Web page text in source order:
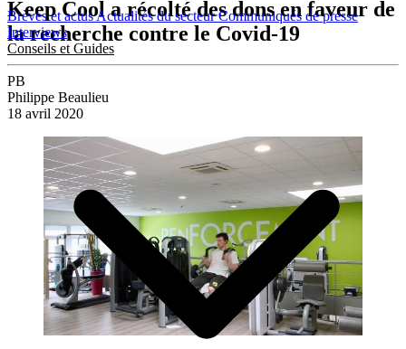
Brèves et actusActualités du secteurCommuniqués de presse
Interviews
Conseils et Guides
Keep Cool a récolté des dons en faveur de
la recherche contre le Covid-19
PB
Philippe Beaulieu
18 avril 2020